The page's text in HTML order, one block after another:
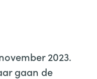
2023.
gaan de